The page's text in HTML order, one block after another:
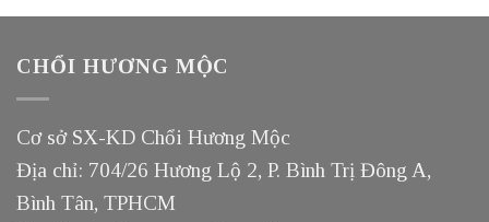
CHỔI HƯƠNG MỘC
Cơ sở SX-KD Chổi Hương Mộc
Địa chỉ: 704/26 Hương Lộ 2, P. Bình Trị Đông A,
Bình Tân, TPHCM